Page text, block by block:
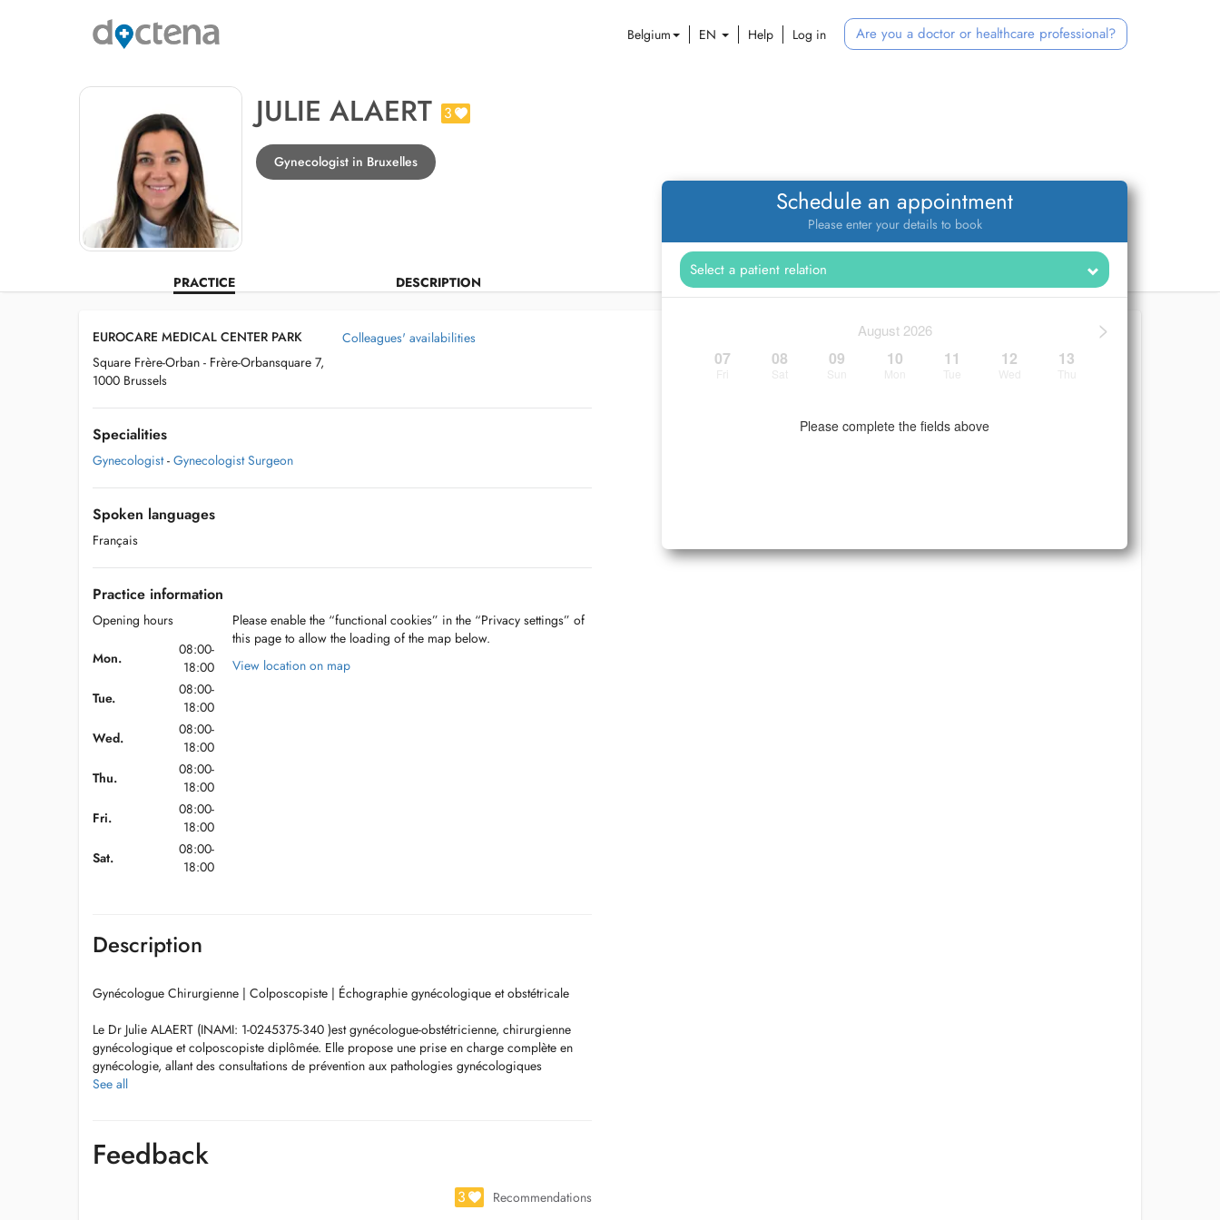
Belgium EN Help Log in Are you a doctor or healthcare professional?
JULIE ALAERT 3
Gynecologist in Bruxelles
PRACTICE DESCRIPTION
Schedule an appointment
Please enter your details to book
>
August 2026
07 08 09 10 11 12 13
Please complete the fields above
EUROCARE MEDICAL CENTER PARK
Square Frère-Orban - Frère-Orbansquare 7,
1000 Brussels
Colleagues' availabilities
Specialities
Gynecologist - Gynecologist Surgeon
Spoken languages
Français
Practice information
Opening hours
Mon.
08:00-
18:00
Tue.
08:00-
18:00
Wed.
08:00-
18:00
Thu.
08:00-
18:00
Fri.
08:00-
18:00
Sat.
08:00-
18:00
Please enable the “functional cookies” in the “Privacy settings” of
this page to allow the loading of the map below.
View location on map
Description
Gynécologue Chirurgienne | Colposcopiste | Échographie gynécologique et obstétricale
Le Dr Julie ALAERT (INAMI: 1-0245375-340 )est gynécologue-obstétricienne, chirurgienne
gynécologique et colposcopiste diplômée. Elle propose une prise en charge complète en
gynécologie, allant des consultations de prévention aux pathologies gynécologiques
bénignes et à la chirurgie, avec une attention particulière portée aux douleurs pelviennes
Elle a effectué ses études de médecine entre 2013 et 2020, puis sa formation spécialisée
(assistant) en gynécologie-obstétrique de 2020 à janvier 2026.
See all
Feedback
3 Recommendations